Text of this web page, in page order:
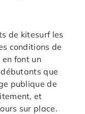
de kitesurf les
conditions de
font un
que
publique de
et
sur place.